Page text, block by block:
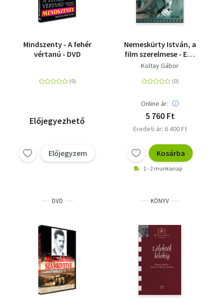
Mindszenty - A fehér
vértanú - DVD
Előjegyezhető
Előjegyzem
Nemeskürty István, a
film szerelmese - Egy
30 éves
emlékei
Koltay Gábor
Online ár:
5 760 Ft
Eredeti ár: 6 400 Ft
Kosárba
1 - 2 munkanap
DVD KÖNYV